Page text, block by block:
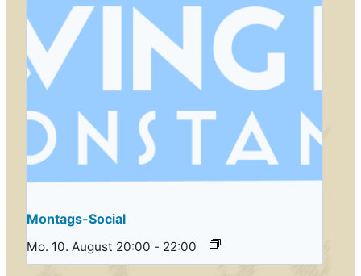
Montags-Social
Mo. 10. August 20:00 - 22:00